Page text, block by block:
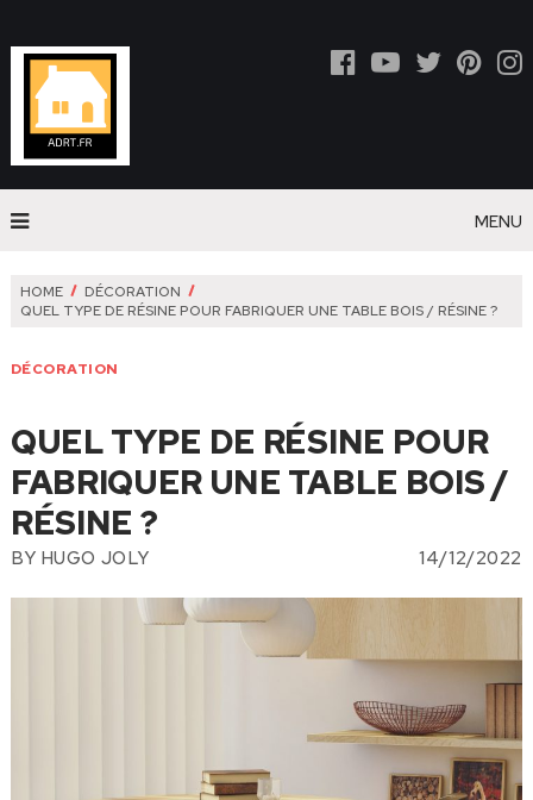
MENU
HOME
DÉCORATION
QUEL TYPE DE RÉSINE POUR FABRIQUER UNE TABLE BOIS / RÉSINE ?
DÉCORATION
QUEL TYPE DE RÉSINE POUR
FABRIQUER UNE TABLE BOIS /
RÉSINE ?
BY HUGO JOLY 14/12/2022